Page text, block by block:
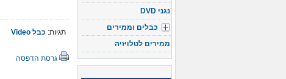
תגיות: כבל Video
גרסת הדפסה
נגני DVD
כבלים וממירים
ממירים לטלויזיה